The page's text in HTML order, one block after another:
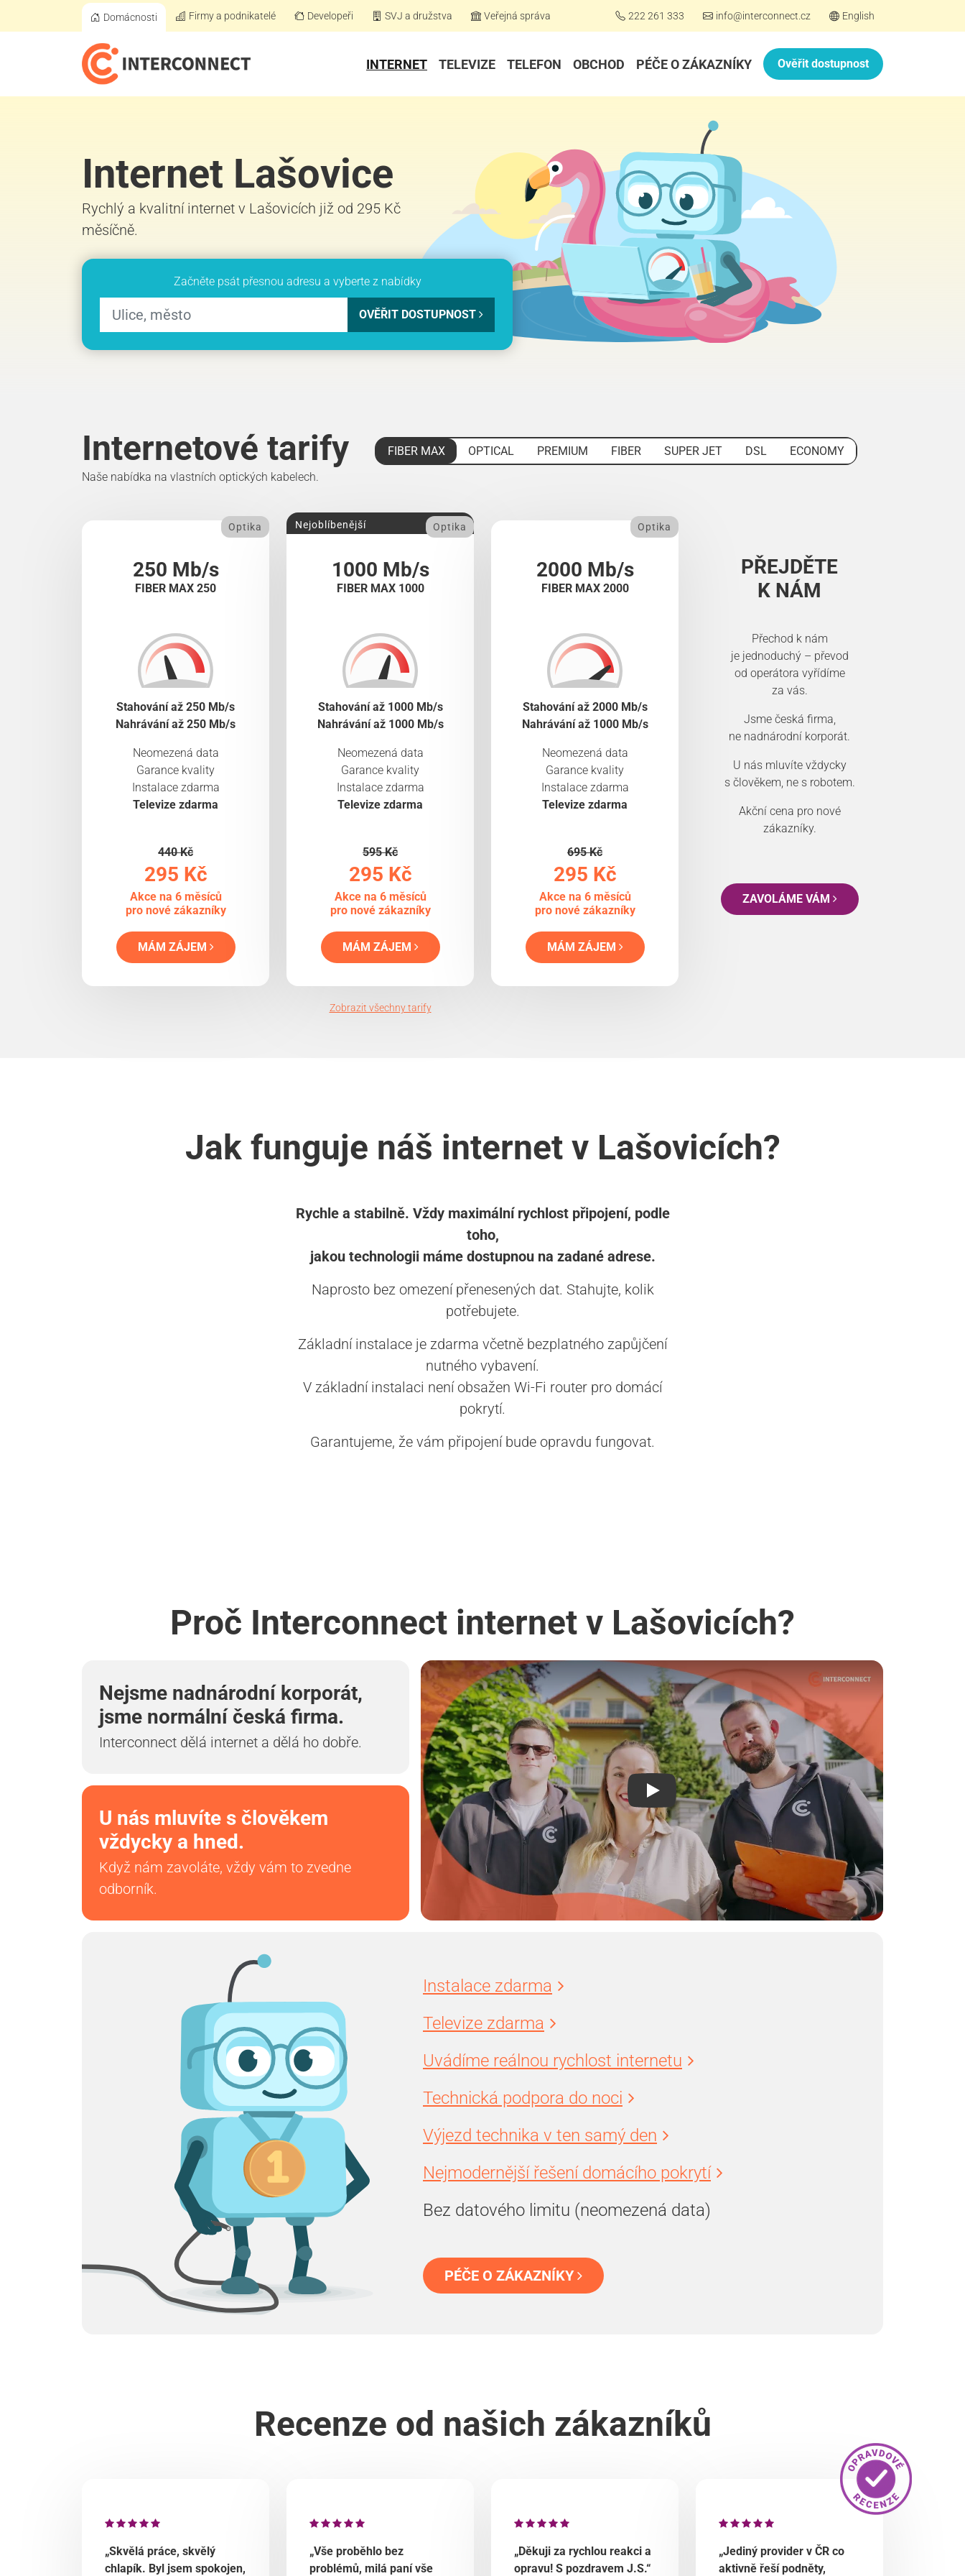
Domácnosti Firmy a podnikatelé Developeři SVJ a družstva Veřejná správa 222 261 333 info@interconnect.cz English
INTERNET TELEVIZE TELEFON OBCHOD PÉČE O ZÁKAZNÍKY Ověřit dostupnost
Internet Lašovice
Rychlý a kvalitní internet v Lašovicích již od 295 Kč
měsíčně.
Začněte psát přesnou adresu a vyberte z nabídky
OVĚŘIT DOSTUPNOST
Internetové tarify FIBER MAX OPTICAL PREMIUM FIBER SUPER JET DSL
ECONOMY
Naše nabídka na vlastních optických kabelech.
250 Mb/s
FIBER MAX 250
Optika
Stahování až 250 Mb/s
Nahrávání až 250 Mb/s
Neomezená data
Garance kvality
Instalace zdarma
Televize zdarma
440 Kč
295 Kč
Akce na 6 měsíců
pro nové zákazníky
MÁM ZÁJEM
1000 Mb/s
FIBER MAX 1000
Nejoblíbenější Optika
Stahování až 1000 Mb/s
Nahrávání až 1000 Mb/s
Neomezená data
Garance kvality
Instalace zdarma
Televize zdarma
595 Kč
295 Kč
Akce na 6 měsíců
pro nové zákazníky
MÁM ZÁJEM
2000 Mb/s
FIBER MAX 2000
Optika
Stahování až 2000 Mb/s
Nahrávání až 1000 Mb/s
Neomezená data
Garance kvality
Instalace zdarma
Televize zdarma
695 Kč
295 Kč
Akce na 6 měsíců
pro nové zákazníky
MÁM ZÁJEM
PŘEJDĚTE
K NÁM
Přechod k nám
je jednoduchý – převod
od operátora vyřídíme
za vás.
Jsme česká firma,
ne nadnárodní korporát.
U nás mluvíte vždycky
s člověkem, ne s robotem.
Akční cena pro nové
zákazníky.
ZAVOLÁME VÁM
Zobrazit všechny tarify
Jak funguje náš internet v Lašovicích?
Rychle a stabilně. Vždy maximální rychlost připojení, podle
toho,
jakou technologii máme dostupnou na zadané adrese.
Naprosto bez omezení přenesených dat. Stahujte, kolik
potřebujete.
Základní instalace je zdarma včetně bezplatného zapůjčení
nutného vybavení.
V základní instalaci není obsažen Wi-Fi router pro domácí
pokrytí.
Garantujeme, že vám připojení bude opravdu fungovat.
Proč Interconnect internet v Lašovicích?
Nejsme nadnárodní korporát,
jsme normální česká firma.
Interconnect dělá internet a dělá ho dobře.
U nás mluvíte s člověkem
vždycky a hned.
Když nám zavoláte, vždy vám to zvedne
odborník.
Instalace zdarma
Televize zdarma
Uvádíme reálnou rychlost internetu
Technická podpora do noci
Výjezd technika v ten samý den
Nejmodernější řešení domácího pokrytí
Bez datového limitu (neomezená data)
PÉČE O ZÁKAZNÍKY
Recenze od našich zákazníků
„Skvělá práce, skvělý
chlapík. Byl jsem spokojen,
„Vše proběhlo bez
problémů, milá paní vše
„Děkuji za rychlou reakci a
opravu! S pozdravem J.S.“
„Jediný provider v ČR co
aktivně řeší podněty,